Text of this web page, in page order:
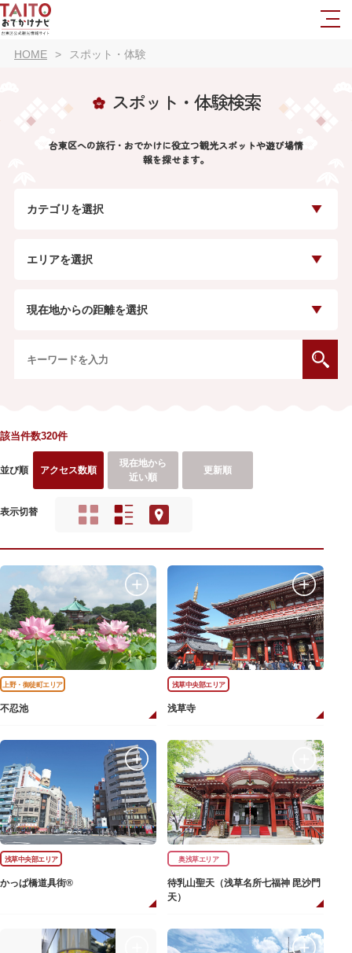
HOME スポット・体験
スポット・体験検索
台東区への旅行・おでかけに役立つ観光スポットや遊び場情
報を探せます。
カテゴリを選択
エリアを選択
現在地からの距離を選択
該当件数320件
並び順 アクセス数順
現在地から
近い順
更新順
表示切替
上野・御徒町エリア
不忍池
浅草中央部エリア
浅草寺
浅草中央部エリア
かっぱ橋道具街®
奥浅草エリア
待乳山聖天（浅草名所七福神 毘沙門
天）